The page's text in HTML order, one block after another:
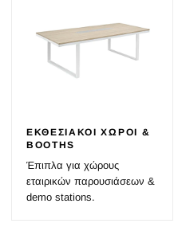
ΕΚΘΕΣΙΑΚΟΊ ΧΏΡΟΙ &
BOOTHS
Έπιπλα για χώρους
εταιρικών παρουσιάσεων &
demo stations.